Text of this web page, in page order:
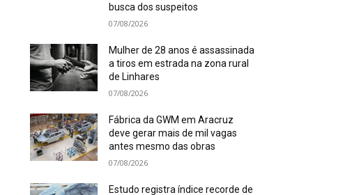
busca dos suspeitos
07/08/2026
Mulher de 28 anos é assassinada
a tiros em estrada na zona rural
de Linhares
07/08/2026
Fábrica da GWM em Aracruz
deve gerar mais de mil vagas
antes mesmo das obras
07/08/2026
Estudo registra índice recorde de